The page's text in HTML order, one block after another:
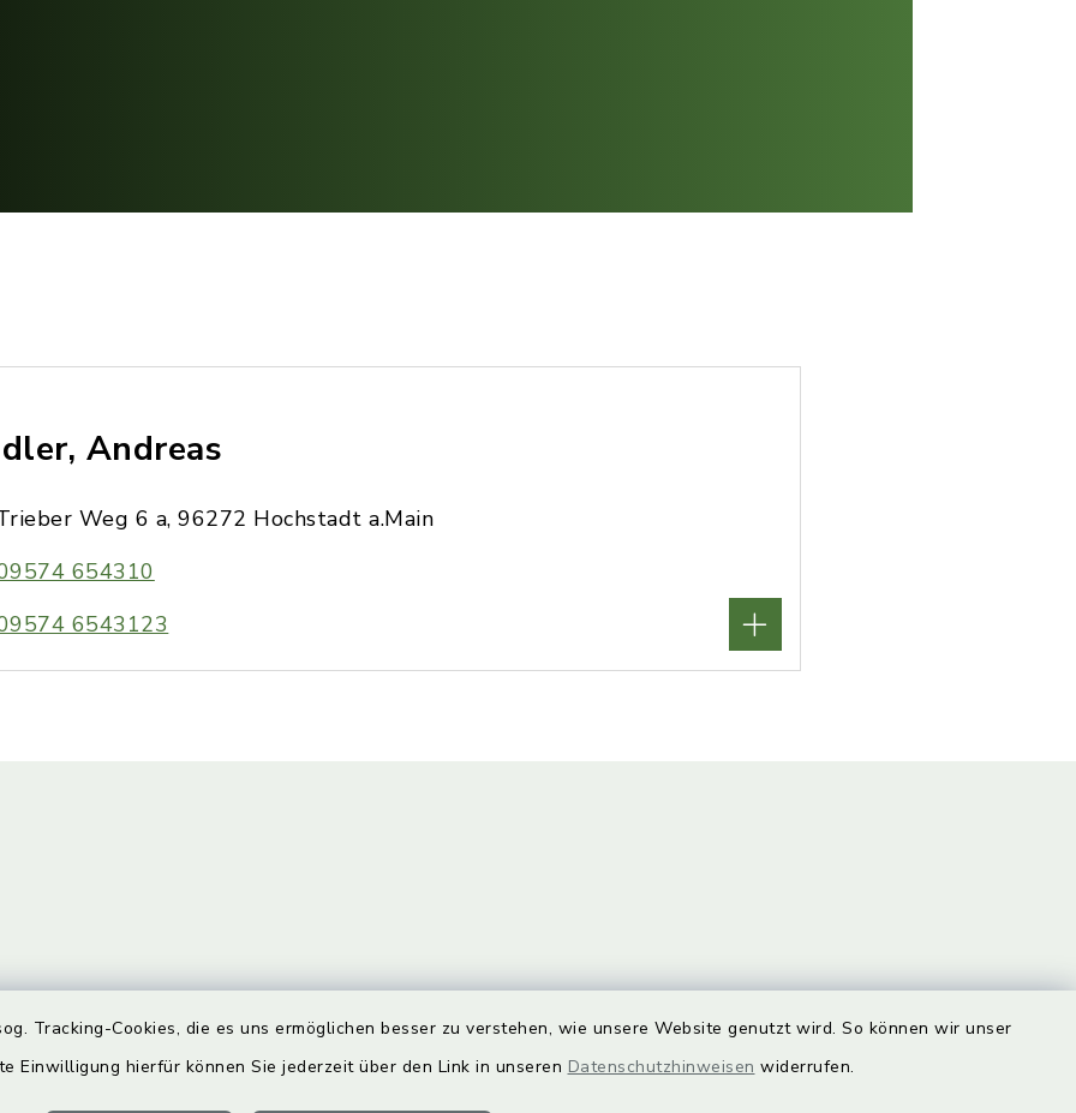
Tracking-Cookies, die es uns ermöglichen besser zu verstehen, wie unsere Website genutzt wird. So können wir unser
Einwilligung hierfür können Sie jederzeit über den Link in unseren Datenschutzhinweisen widerrufen.
Andreas
Weg 6 a, 96272 Hochstadt a.Main
654310
6543123
Bürgersprechstunde Quicklinks